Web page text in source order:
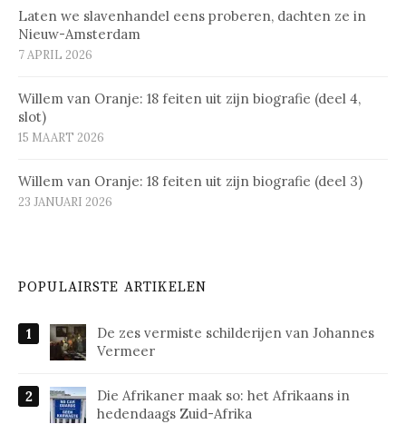
Laten we slavenhandel eens proberen, dachten ze in
Nieuw-Amsterdam
7 APRIL 2026
Willem van Oranje: 18 feiten uit zijn biografie (deel 4,
slot)
15 MAART 2026
Willem van Oranje: 18 feiten uit zijn biografie (deel 3)
23 JANUARI 2026
POPULAIRSTE ARTIKELEN
De zes vermiste schilderijen van Johannes
Vermeer
Die Afrikaner maak so: het Afrikaans in
hedendaags Zuid-Afrika